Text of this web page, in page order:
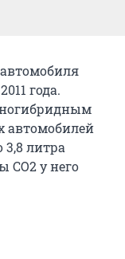
года.
автомобилей
3,8 литра
CO2 у него